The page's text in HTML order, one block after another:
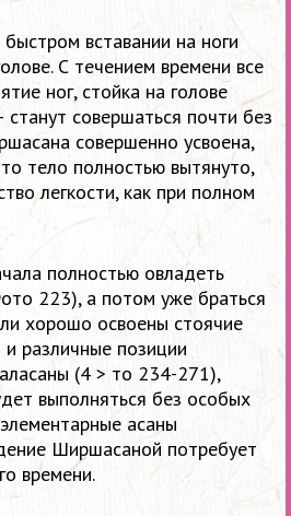
вставании на ноги
С течением времени все
ног, стойка на голове
станут совершаться почти без
совершенно усвоена,
тело полностью вытянуто,
легкости, как при полном
полностью овладеть
223), а потом уже браться
хорошо освоены стоячие
и различные позиции
(4 > то 234-271),
выполняться без особых
асаны
Ширшасаной потребует
времени.